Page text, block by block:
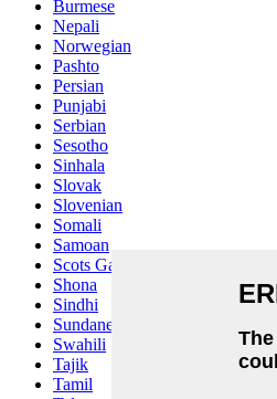
Burmese
Nepali
Norwegian
Pashto
Persian
Punjabi
Serbian
Sesotho
Sinhala
Slovak
Slovenian
Somali
Samoan
Scots Gaelic
Shona
Sindhi
Sundanese
Swahili
Tajik
Tamil